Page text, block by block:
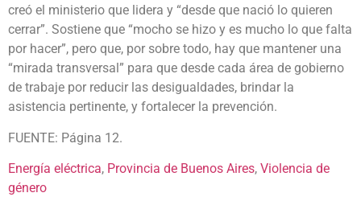
creó el ministerio que lidera y “desde que nació lo quieren
cerrar”. Sostiene que “mocho se hizo y es mucho lo que falta
por hacer”, pero que, por sobre todo, hay que mantener una
“mirada transversal” para que desde cada área de gobierno
de trabaje por reducir las desigualdades, brindar la
asistencia pertinente, y fortalecer la prevención.
FUENTE: Página 12.
Energía eléctrica, Provincia de Buenos Aires, Violencia de
género